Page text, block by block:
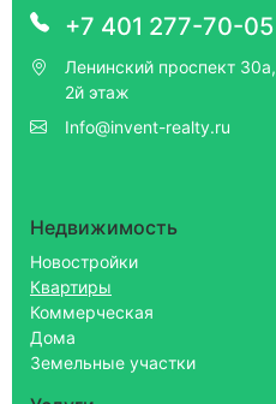
+7 401 277-70-05
Ленинский проспект
2й этаж
Info@invent-realty.ru
Недвижимость
Новостройки
Квартиры
Коммерческая
Дома
Земельные участки